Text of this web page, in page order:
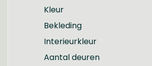
Kleur
Bekleding
Interieurkleur
Aantal deuren